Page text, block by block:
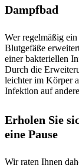
Dampfbad
Wer regelmäßig
Blutgefäße
einer bakteriellen
Durch die
leichter im Körper
Infektion auf
Erholen Sie
eine Pause
Wir raten Ihnen